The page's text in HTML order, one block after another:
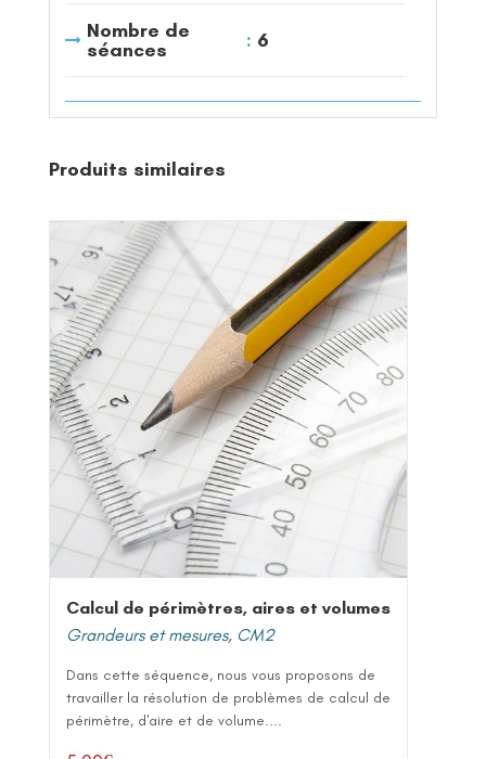
Nombre de
séances
6
Produits similaires
Calcul de périmètres, aires et volumes
Grandeurs et mesures, CM2
Dans cette séquence, nous vous proposons de
travailler la résolution de problèmes de calcul de
périmètre, d'aire et de volume....